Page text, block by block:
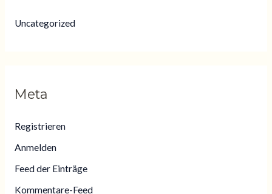
Uncategorized
Meta
Registrieren
Anmelden
Feed der Einträge
Kommentare-Feed